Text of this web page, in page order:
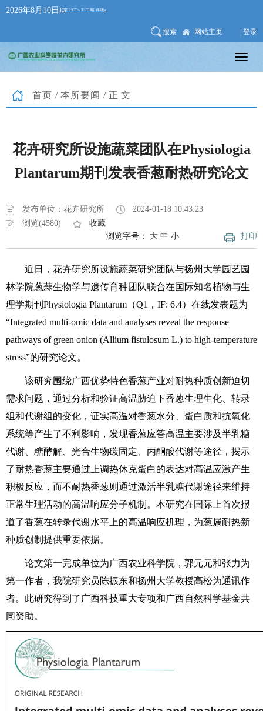
2026年8月10日
搜索 网站主页 | 登录
首页 / 本所要闻 /正文
花卉研究所设施蔬菜团队在Physiologia
Plantarum期刊发表香葱耐热研究论文
发布单位：花卉研究所
2024-01-18 10:43:23
浏览(4580)
收藏
打印
浏览字号： 大 中 小
近日，花卉研究所设施蔬菜研究团队与扬州大学园艺园
林学院葱蒜生物学与遗传育种团队联合在国际知名植物与生
理学期刊Physiologia Plantarum（Q1，IF: 6.4）在线发表题为
“Integrated multi-omic data and analyses reveal the response
pathways of green onion (Allium fistulosum L.) to high-temperature
stress”的研究论文。
该研究围绕广西优势特色香葱产业对耐热种质创新迫切
需求问题，通过分析和验证高温胁迫下香葱生理生化、转录
组和代谢组的变化，证实高温对香葱水分、蛋白质和抗氧化
系统等产生了不利影响，发现香葱应答高温主要涉及半乳糖
代谢、糖酵解、光合生物碳固定、丙酮酸代谢等途径，揭示
了耐热香葱主要通过上调热休克蛋白的表达对高温应激产生
积极反应，而不耐热香葱则通过激活半乳糖代谢途径来维持
正常生理活动的高温响应分子机制。本研究在国际上首次报
道了香葱在转录代谢水平上的高温响应机理，为葱属耐热新
种质创制提供重要依据。
论文第一完成单位为广西农业科学院，郭元元和张力为
第一作者，我院研究员陈振东和扬州大学教授高松为通讯作
者。此研究得到了广西科技重大专项和广西自然科学基金共
同资助。